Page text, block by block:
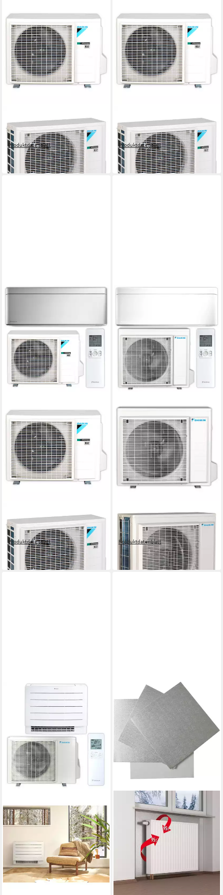
Split-Klimagerät FTXA25C +
RXA25A8
Produktdatenblatt
3.199,50 €
lieferbar in 4 Wochen
Split-Klimagerät FTXA35C +
RXA35A8
Produktdatenblatt
4.270,83 €
lieferbar in 4 Wochen
Split-Klimagerät FTXA35C +
RXA35A8
Produktdatenblatt
3.776,92 €
lieferbar in 4 Wochen
DAIKIN
Split-Klimagerät FTXA50C +
RXA50B8
Produktdatenblatt
4.725,68 €
lieferbar in 4 Wochen